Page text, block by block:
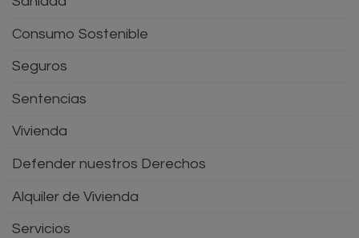
Consumo Sostenible
Seguros
Sentencias
Vivienda
Defender nuestros Derechos
Alquiler de Vivienda
Servicios